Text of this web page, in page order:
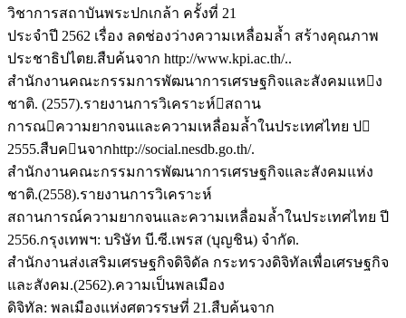
วิชาการสถาบันพระปกเกล้า ครั้งที่ 21
ประจำปี 2562 เรื่อง ลดช่องว่างความเหลื่อมล้ำ สร้างคุณภาพ
ประชาธิปไตย.สืบค้นจาก http://www.kpi.ac.th/..
สำนักงานคณะกรรมการพัฒนาการเศรษฐกิจและสังคมแหง
ชาติ. (2557).รายงานการวิเคราะห์สถาน
การณความยากจนและความเหลื่อมล้ำในประเทศไทย ป
2555.สืบคนจากhttp://social.nesdb.go.th/.
สำนักงานคณะกรรมการพัฒนาการเศรษฐกิจและสังคมแห่ง
ชาติ.(2558).รายงานการวิเคราะห์
สถานการณ์ความยากจนและความเหลื่อมล้ำในประเทศไทย ปี
2556.กรุงเทพฯ: บริษัท บี.ซี.เพรส (บุญชิน) จำกัด.
สำนักงานส่งเสริมเศรษฐกิจดิจิดัล กระทรวงดิจิทัลเพื่อเศรษฐกิจ
และสังคม.(2562).ความเป็นพลเมือง
ดิจิทัล: พลเมืองแห่งศตวรรษที่ 21.สืบค้นจาก